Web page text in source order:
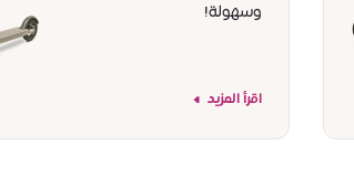
وسهولة!
اقرأ المزيد